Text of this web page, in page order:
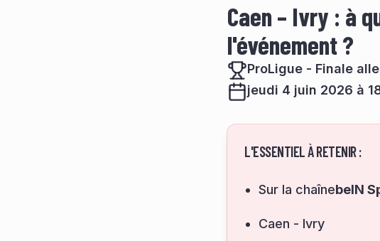
Caen – Ivry : à
l'événement ?
ProLigue - Finale
jeudi 4 juin 2026 à
L'ESSENTIEL À RETENIR :
Sur la chaînebeIN
Caen - Ivry